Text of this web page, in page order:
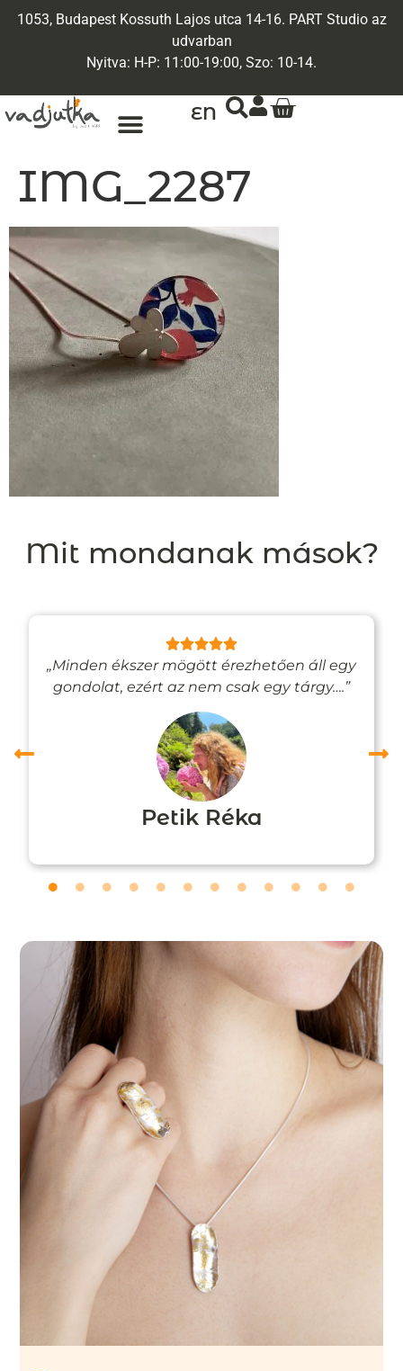
1053, Budapest Kossuth Lajos utca 14-16. PART Studio az
udvarban
Nyitva: H-P: 11:00-19:00, Szo: 10-14.
EN
IMG_2287
Mit mondanak mások?
„Minden ékszer mögött érezhetően áll egy
gondolat, ezért az nem csak egy tárgy….”
Petik Réka